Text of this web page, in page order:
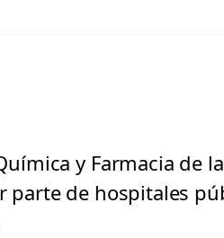
y Farmacia de
parte de hospitales